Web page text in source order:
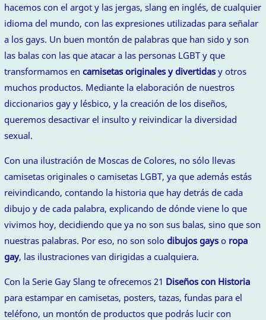
hacemos con el argot y las jergas, slang en inglés, de cualquier
idioma del mundo, con las expresiones utilizadas para señalar
a los gays. Un buen montón de palabras que han sido y son
las balas con las que atacar a las personas LGBT y que
transformamos en camisetas originales y divertidasy otros
muchos productos. Mediante la elaboración de nuestros
diccionarios gay y lésbico, y la creación de los diseños,
queremos desactivar el insulto y reivindicar la diversidad
sexual.
Con una ilustración de Moscas de Colores, no sólo llevas
camisetas originales o camisetas LGBT, ya que además estás
reivindicando, contando la historia que hay detrás de cada
dibujo y de cada palabra, explicando de dónde viene lo que
vivimos hoy, decidiendo que ya no son sus balas, sino que son
nuestras palabras. Por eso, no son solo dibujos gayso ropa
gay, las ilustraciones van dirigidas a cualquiera.
Con la Serie Gay Slang te ofrecemos 21 Diseños con Historia
para estampar en camisetas, posters, tazas, fundas para el
teléfono, un montón de productos que podrás lucir con